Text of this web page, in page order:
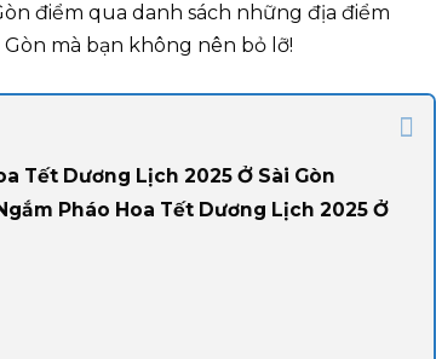
điểm qua danh sách những địa điểm
mà bạn không nên bỏ lỡ!
Tết Dương Lịch 2025 Ở Sài Gòn
Pháo Hoa Tết Dương Lịch 2025 Ở